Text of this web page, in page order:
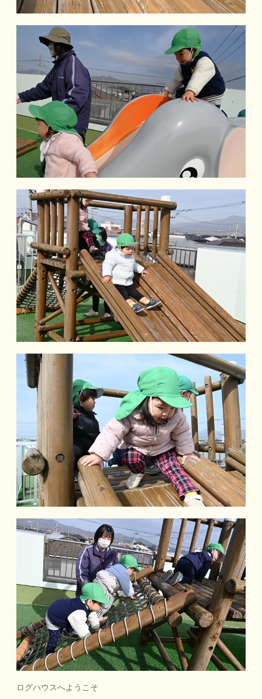
ログハウスへようこそ